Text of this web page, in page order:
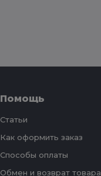
Помощь
Статьи
Как оформить заказ
Способы оплаты
Обмен и возврат товара